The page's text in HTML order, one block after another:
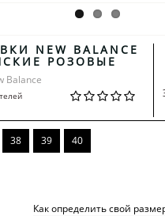
NEW BALANCE
РОЗОВЫЕ
Balance
38 39 40
Как определить свой